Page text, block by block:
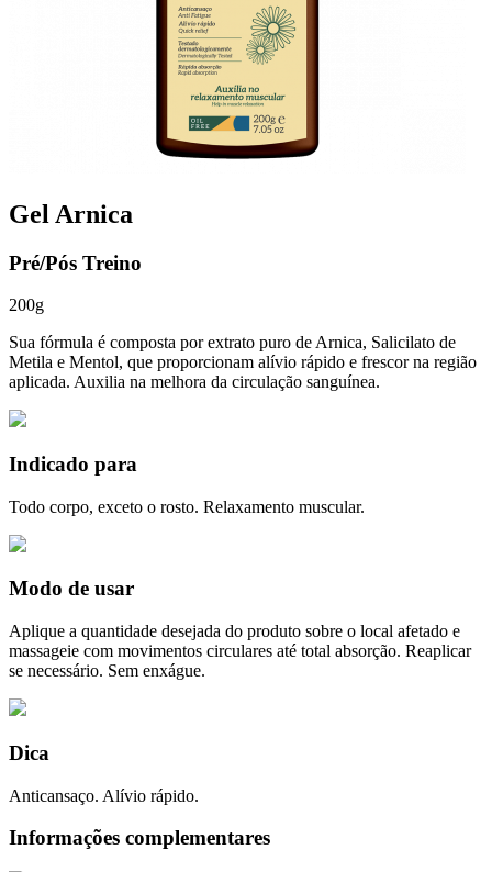
Gel Arnica
Pré/Pós Treino
200g
Sua fórmula é composta por extrato puro de Arnica, Salicilato de
Metila e Mentol, que proporcionam alívio rápido e frescor na região
aplicada. Auxilia na melhora da circulação sanguínea.
Indicado para
Todo corpo, exceto o rosto. Relaxamento muscular.
Modo de usar
Aplique a quantidade desejada do produto sobre o local afetado e
massageie com movimentos circulares até total absorção. Reaplicar
se necessário. Sem enxágue.
Dica
Anticansaço. Alívio rápido.
Informações complementares